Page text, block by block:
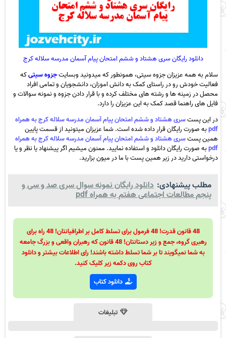
دانلود رایگان سری هشتاد و ششم امتحان پیام آسمان مدرسه سلاله کرج
سلام به همه عزیزان جزوه سیتی، همونطور که میدونید وبسایتجزوه سیتیکه
فعالیت خودش رو در راستای کمک به دانش اموزان، دانشجویان و تمامی افراد
محصل در زمینه ها و رشته های مختلف کرده و با قرار دادن جزوه و نمونه سوالات و
فایل های راهنما قصد کمک به این عزیزان را دارد.
در این پستسری هشتاد و ششم امتحان پیام آسمان مدرسه سلاله کرج به همراه
pdfبه صورت رایگان قرار داده شده است. شما عزیزان میتونید از قسمت پایین
همین پستسری هشتاد و ششم امتحان پیام آسمان مدرسه سلاله کرج به همراه
pdfبه صورت رایگان دانلود و استفاده نمایید. ممنون میشیم اگر پیشنهاد یا نظر و یا
درخواستی دارید در زیر همین پست با ما در میون بزارید.
مطلب پیشنهادی: دانلود رایگان نمونه سوال سری صد و سی و
پنجم مطالعات اجتماعی هفتم به همراه pdf
48 قانون قدرت! 48 فرمول برای تسلط کامل بر اطرافیانتان! 48 راه برای
رهبری گروه، جمع و زیر دستانتان! 48 قانون که رهبران واقعی و بزرگ جامعه
به شما نمیگویند تا بر شما تسلط داشته باشند! رای اطلاعات بیشتر و دانلود
کتاب روی دکمه زیر کلیک کنید.
دانلود کتاب
تبلیغات